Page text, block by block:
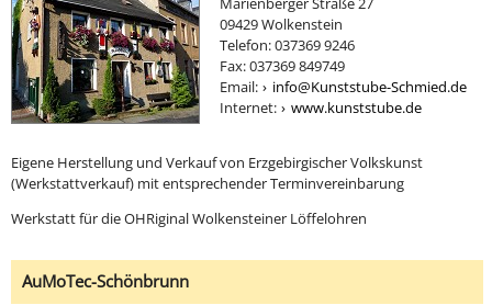
09429 Wolkenstein
Telefon: 037369 9246
Fax: 037369 849749
Email:
info@Kunststube-Schmied.de
Internet:
www.kunststube.de
Eigene Herstellung und Verkauf von Erzgebirgischer Volkskunst
(Werkstattverkauf) mit entsprechender Terminvereinbarung
Werkstatt für die OHRiginal Wolkensteiner Löffelohren
AuMoTec-Schönbrunn